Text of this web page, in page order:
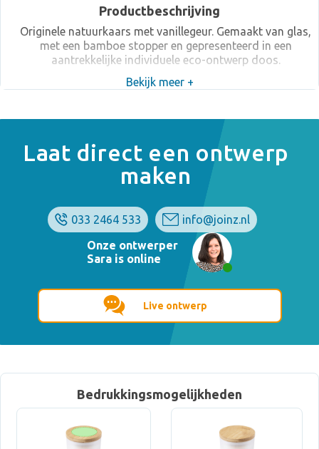
Productbeschrijving
Originele natuurkaars met vanillegeur. Gemaakt van glas,
met een bamboe stopper en gepresenteerd in een
aantrekkelijke individuele eco-ontwerp doos.
Bekijk meer +
Laat direct een ontwerp
maken
033 2464 533
info@joinz.nl
Onze ontwerper
Sara is online
Live ontwerp
Bedrukkingsmogelijkheden